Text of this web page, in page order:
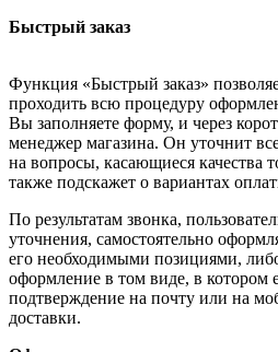
Быстрый заказ
Функция «Быстрый заказ»
проходить всю процедуру
Вы заполняете форму, и через
менеджер магазина. Он уточнит
на вопросы, касающиеся качества
также подскажет о вариантах
По результатам звонка,
уточнения, самостоятельно
его необходимыми позициями,
оформление в том виде, в котором
подтверждение на почту или на
доставки.